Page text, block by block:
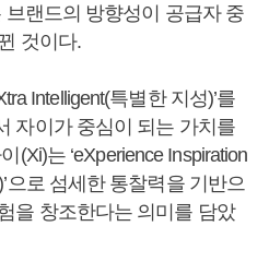
랜드의 방향성이 공급자 중
것이다.
Intelligent(특별한 지성)’를
자이가 중심이 되는 가치를
(Xi)는 ‘eXperience Inspiration
으로 섬세한 통찰력을 기반으
을 창조한다는 의미를 담았